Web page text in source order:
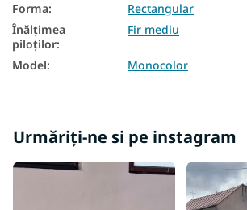
Forma:
Rectangular
Înălțimea
piloților:
Fir mediu
Model: Monocolor
Urmăriți-ne si pe instagram